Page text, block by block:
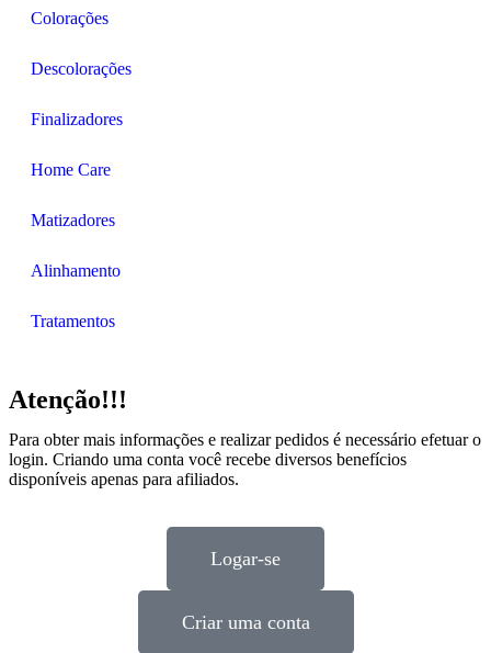
Colorações
Descolorações
Finalizadores
Home Care
Matizadores
Alinhamento
Tratamentos
Atenção!!!
Para obter mais informações e realizar pedidos é necessário efetuar o
login. Criando uma conta você recebe diversos benefícios
disponíveis apenas para afiliados.
Logar-se
Criar uma conta